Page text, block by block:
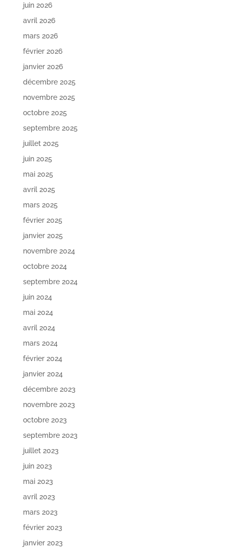
juin 2026
avril 2026
mars 2026
février 2026
janvier 2026
décembre 2025
novembre 2025
octobre 2025
septembre 2025
juillet 2025
juin 2025
mai 2025
avril 2025
mars 2025
février 2025
janvier 2025
novembre 2024
octobre 2024
septembre 2024
juin 2024
mai 2024
avril 2024
mars 2024
février 2024
janvier 2024
décembre 2023
novembre 2023
octobre 2023
septembre 2023
juillet 2023
juin 2023
mai 2023
avril 2023
mars 2023
février 2023
janvier 2023